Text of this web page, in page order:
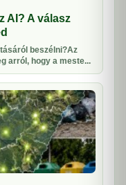
AI? A válasz
beszélni?Az
arról, hogy a meste...